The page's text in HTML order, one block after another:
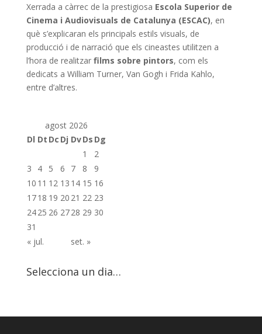
Xerrada a càrrec de la prestigiosa Escola Superior de
Cinema i Audiovisuals de Catalunya (ESCAC), en
què s’explicaran els principals estils visuals, de
producció i de narració que els cineastes utilitzen a
l’hora de realitzar films sobre pintors, com els
dedicats a William Turner, Van Gogh i Frida Kahlo,
entre d’altres.
agost 2026
Dl Dt Dc Dj DvDs Dg
1
2
3
4 5 6 7 8
9
10 11 12 13 14 15 16
1718 19 20 21 22 23
2425 26 2728 29 30
31
« jul.
set. »
Selecciona un dia…